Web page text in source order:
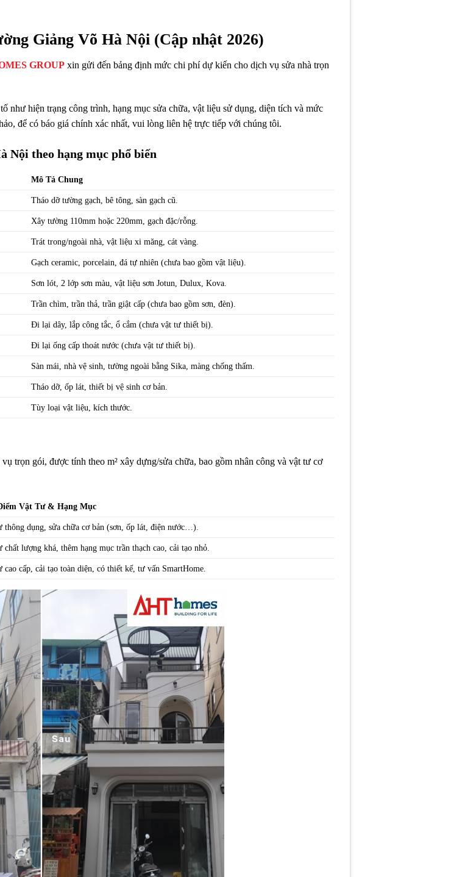
Giảng Võ Hà Nội (Cập nhật 2026)
GROUP xin gửi đến bảng định mức chi phí dự kiến cho dịch vụ sửa nhà trọn
như hiện trạng công trình, hạng mục sửa chữa, vật liệu sử dụng, diện tích và mức
để có báo giá chính xác nhất, vui lòng liên hệ trực tiếp với chúng tôi.
Nội theo hạng mục phổ biến
Mô Tả Chung
Tháo dỡ tường gạch, bê tông, sàn gạch cũ.
Xây tường 110mm hoặc 220mm, gạch đặc/rỗng.
Trát trong/ngoài nhà, vật liệu xi măng, cát vàng.
Gạch ceramic, porcelain, đá tự nhiên (chưa bao gồm vật liệu).
Sơn lót, 2 lớp sơn màu, vật liệu sơn Jotun, Dulux, Kova.
Trần chìm, trần thả, trần giật cấp (chưa bao gồm sơn, đèn).
Đi lại dây, lắp công tắc, ổ cắm (chưa vật tư thiết bị).
Đi lại ống cấp thoát nước (chưa vật tư thiết bị).
Sàn mái, nhà vệ sinh, tường ngoài bằng Sika, màng chống thấm.
Tháo dỡ, ốp lát, thiết bị vệ sinh cơ bản.
Tùy loại vật liệu, kích thước.
trọn gói, được tính theo m² xây dựng/sửa chữa, bao gồm nhân công và vật tư cơ
Vật Tư & Hạng Mục
thông dụng, sửa chữa cơ bản (sơn, ốp lát, điện nước…).
chất lượng khá, thêm hạng mục trần thạch cao, cải tạo nhỏ.
cao cấp, cải tạo toàn diện, có thiết kế, tư vấn SmartHome.